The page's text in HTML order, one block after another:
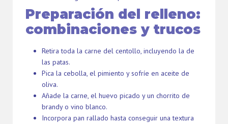
Preparación del relleno:
combinaciones y trucos
Retira toda la carne del centollo, incluyendo la de
las patas.
Pica la cebolla, el pimiento y sofríe en aceite de
oliva.
Añade la carne, el huevo picado y un chorrito de
brandy o vino blanco.
Incorpora pan rallado hasta conseguir una textura